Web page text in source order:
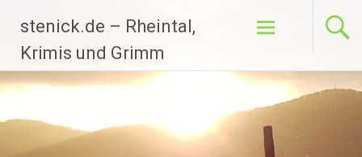
Inhalt
springen
stenick.de – Rheintal,
Krimis und Grimm